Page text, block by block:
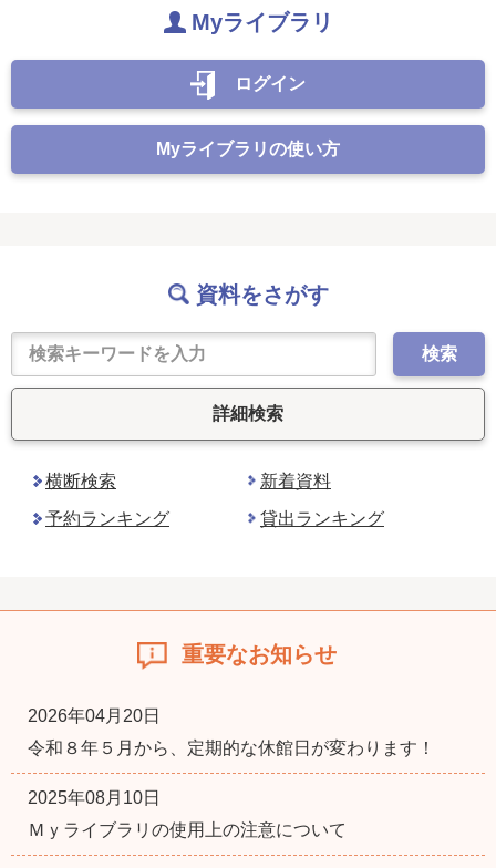
Myライブラリ
ログイン
Myライブラリの使い方
資料をさがす
検索
詳細検索
横断検索
新着資料
予約ランキング
貸出ランキング
重要なお知らせ
2026年04月20日
令和８年５月から、定期的な休館日が変わります！
2025年08月10日
Ｍｙライブラリの使用上の注意について